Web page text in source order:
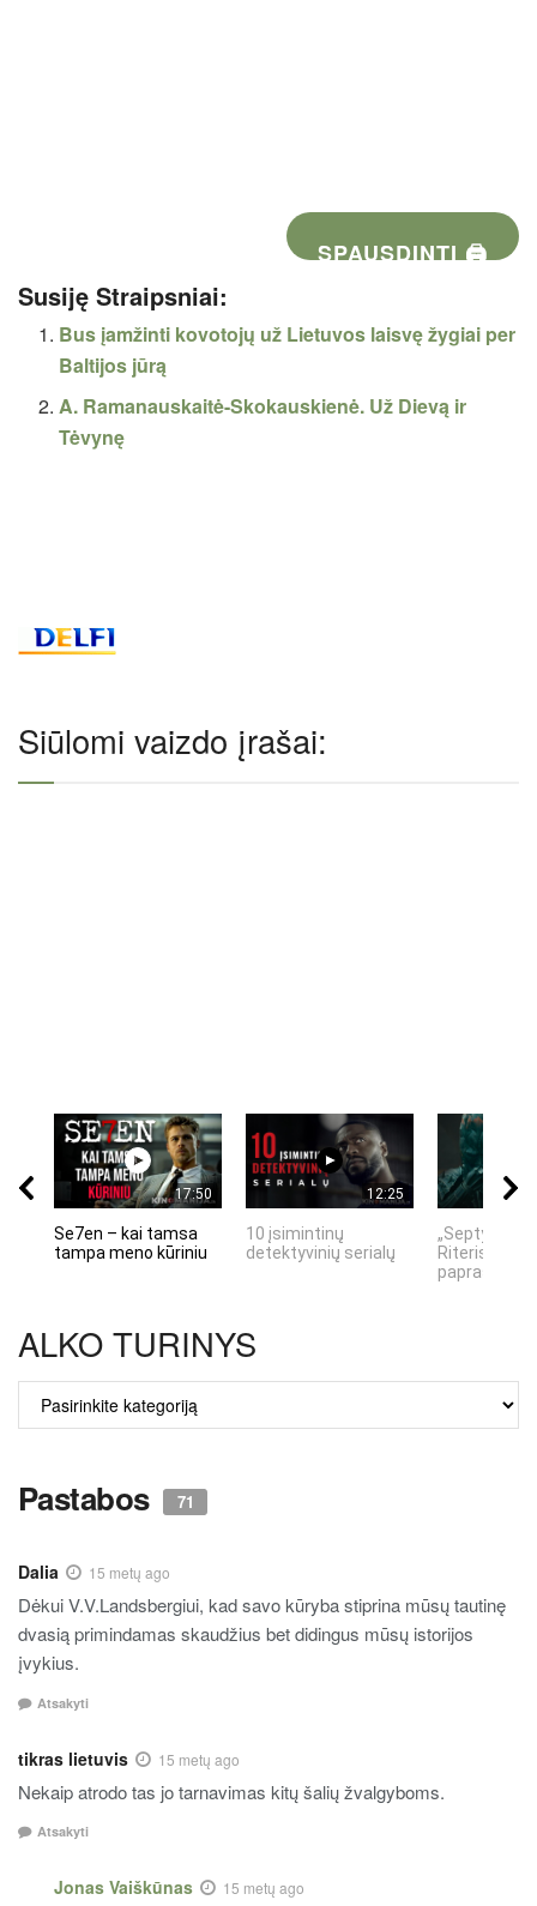
SPAUSDINTI 🖨
Susiję Straipsniai:
Bus įamžinti kovotojų už Lietuvos laisvę žygiai per
Baltijos jūrą
A. Ramanauskaitė-Skokauskienė. Už Dievą ir
Tėvynę
Siūlomi vaizdo įrašai:
17:50
Se7en – kai tamsa
tampa meno kūriniu
12:25
10 įsimintinų
detektyvinių serialų
„Septynių
Riteris" – kai
ALKO TURINYS
ALKO
TURINYS
Pastabos 71
Dalia 15 metų ago
Dėkui V.V.Landsbergiui, kad savo kūryba stiprina mūsų tautinę
dvasią primindamas skaudžius bet didingus mūsų istorijos
įvykius.
Atsakyti
tikras lietuvis 15 metų ago
Nekaip atrodo tas jo tarnavimas kitų šalių žvalgyboms.
Atsakyti
Jonas Vaiškūnas 15 metų ago